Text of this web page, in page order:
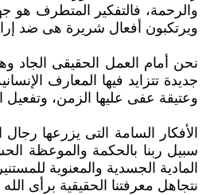
والرحمة، فالتفكير المتطرف هو
ويرتكبون أفعال شريرة هى ضد
نحن أمام العمل الحقيقى الجاد
جديدة تتزايد فيها المعارف
وعتيقة عفى عليها الزمن،
الأفكار السامة التى يزرعها
سبيل ربنا بالحكمة والموعظة
المادية الجسدية والمعنوية
نتجاهل معرفتنا الحقيقية برأى